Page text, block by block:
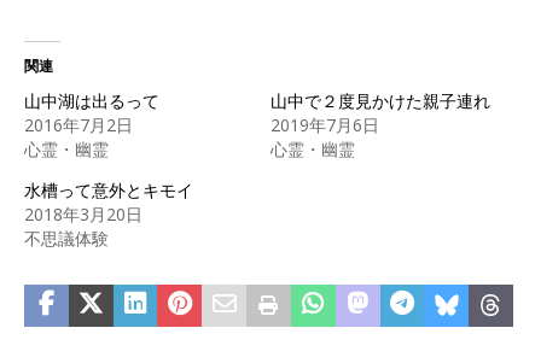
関連
山中湖は出るって
2016年7月2日
心霊・幽霊
山中で２度見かけた親子連れ
2019年7月6日
心霊・幽霊
水槽って意外とキモイ
2018年3月20日
不思議体験